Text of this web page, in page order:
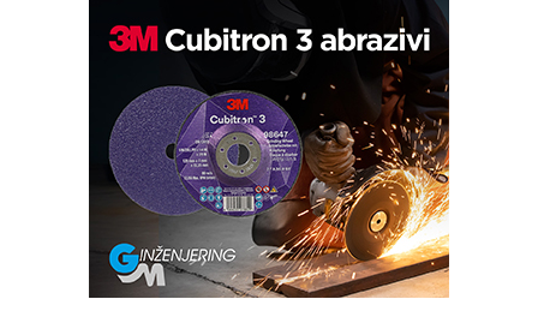
IB BLUMENAUER - više od 40 godina
poverenja u industriji
COMBYPACK
RMQ-TITAN ADVANCED INDICATOR
– Pametna signalizacija za efikasnije
upravljanje mašinama
Sigurnije ispitivanje transformatora u
solarnim elektranama i vetroparkovima
Pranje točkova na gradilištu- standard
modernog i odgovornog građenja